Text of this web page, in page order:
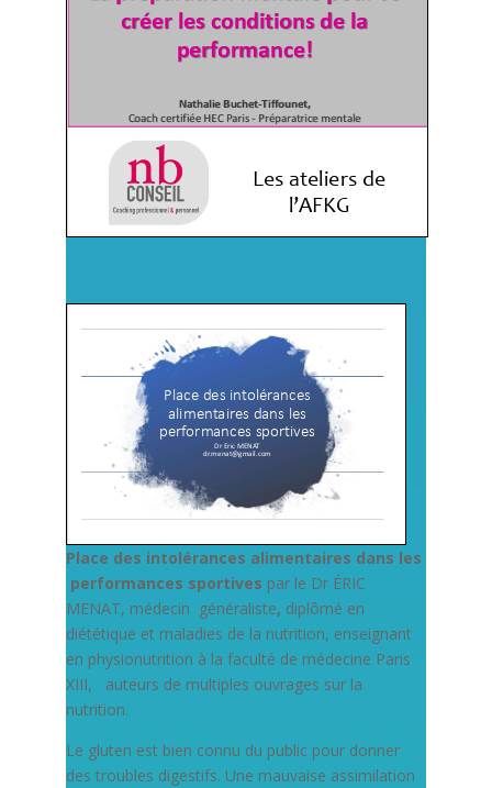
Place des intolérances alimentaires dans les
performances sportives par le Dr ÉRIC
MENAT, médecin généraliste, diplômé en
diététique et maladies de la nutrition, enseignant
en physionutrition à la faculté de médecine Paris
XIII, auteurs de multiples ouvrages sur la
nutrition.
Le gluten est bien connu du public pour donner
des troubles digestifs. Une mauvaise assimilation